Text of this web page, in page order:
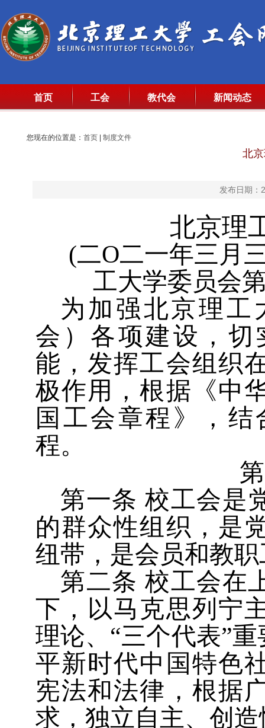
首页 工会 教代会 新闻动态
您现在的位置是： 首页 制度文件
北
发布日期：
北京理
(二O二一年三月
工大学委员会
为加强北京理工
会）各项建设，
能，发挥工会组织
极作用，根据《中
国工会章程》，
程。
第一条 校工会是
的群众性组织，是
纽带，是会员和教
第二条 校工会在
下，以马克思列宁
理论、 “三个代表”重
平新时代中国特色
宪法和法律，根据
求，独立自主、创